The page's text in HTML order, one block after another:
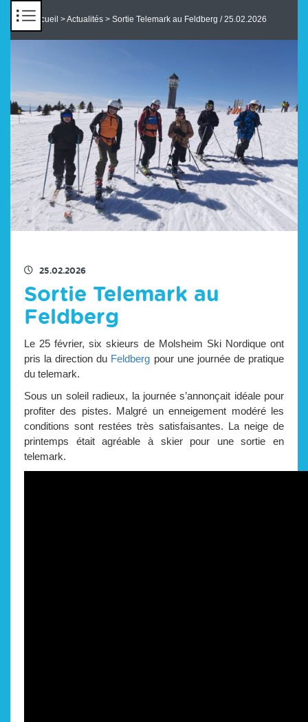
Accueil >Actualités > Sortie Telemark au Feldberg / 25.02.2026
25.02.2026
Sortie Telemark au
Feldberg
Le 25 février, six skieurs de Molsheim Ski Nordique ont
pris la direction du Feldberg pour une journée de pratique
du telemark.
Sous un soleil radieux, la journée s’annonçait idéale pour
profiter des pistes. Malgré un enneigement modéré les
conditions sont restées très satisfaisantes. La neige de
printemps était agréable à skierpour une sortie en
telemark.